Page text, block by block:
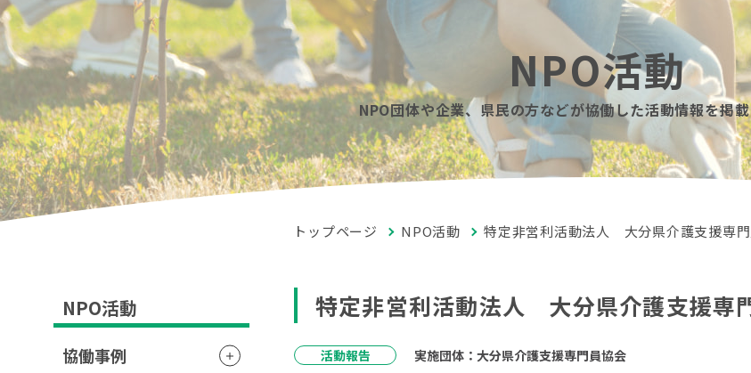
NPO活動
NPO団体や企業、県民の方などが協働した活動情報を掲
トップページ NPO活動 特定非営利活動法人 大分県介護支援専
特定非営利活動法人 大分県介護支援専
活動報告 実施団体：大分県介護支援専門員協会
NPO活動
協働事例